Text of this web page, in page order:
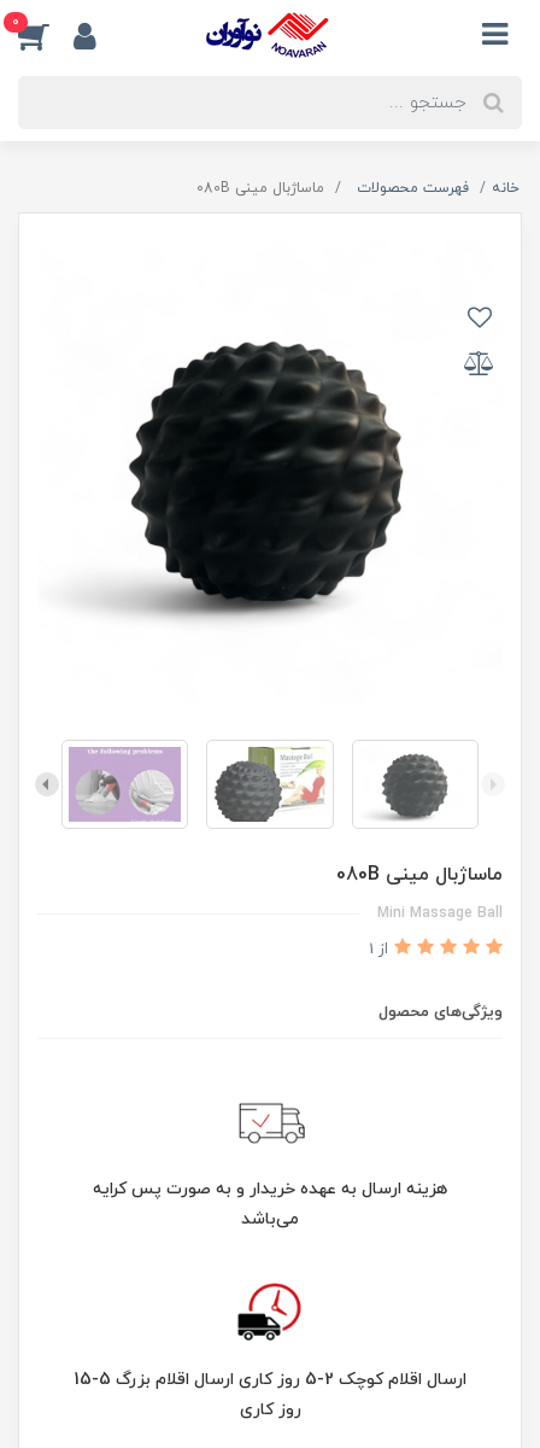
0
خانه فهرست محصولات ماساژبال مینی 080B
ماساژبال مینی 080B
Mini Massage Ball
از 1
ویژگی‌های محصول
هزینه ارسال به عهده خریدار و به صورت پس کرایه
می‌باشد
ارسال اقلام کوچک 2-5 روز کاری ارسال اقلام بزرگ 5-15
روز کاری